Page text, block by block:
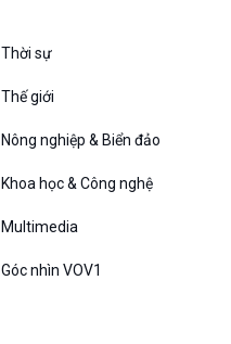
Thời sự
Thế giới
Nông nghiệp & Biển đảo
Khoa học & Công nghệ
Multimedia
Góc nhìn VOV1